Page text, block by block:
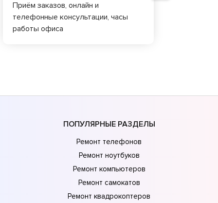
Приём заказов, онлайн и
телефонные консультации, часы
работы офиса
ПОПУЛЯРНЫЕ РАЗДЕЛЫ
Ремонт телефонов
Ремонт ноутбуков
Ремонт компьютеров
Ремонт самокатов
Ремонт квадрокоптеров